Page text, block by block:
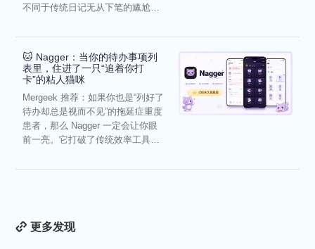
不同于传统日记无从下笔的尴尬，
🐱 Nagger：当你的待办事项列
表里，住进了一只“追着你打
卡”的粘人猫咪
Mergeek 推荐：如果你也是“列好了
待办却总是视而不见”的拖延症重度
患者，那么 Nagger 一定会让你眼
前一亮。它打破了传统效率工具冰
更多发现